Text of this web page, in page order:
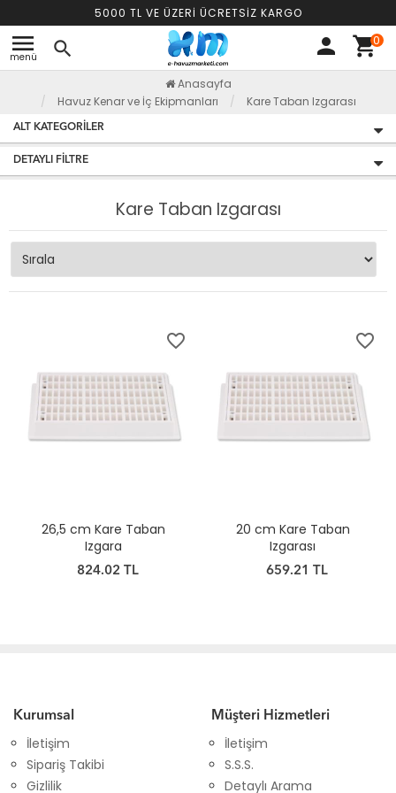
5000 TL VE ÜZERİ ÜCRETSİZ KARGO
menu
menü search person shopping_cart0
Anasayfa
Havuz Kenar ve İç Ekipmanları
Kare Taban Izgarası
ALT KATEGORILER
DETAYLI FILTRE
Kare Taban Izgarası
favorite_border
26,5 cm Kare Taban
Izgara
824.02 TL
favorite_border
20 cm Kare Taban
Izgarası
659.21 TL
Kurumsal
İletişim
Sipariş Takibi
Gizlilik
Müşteri Hizmetleri
İletişim
S.S.S.
Detaylı Arama